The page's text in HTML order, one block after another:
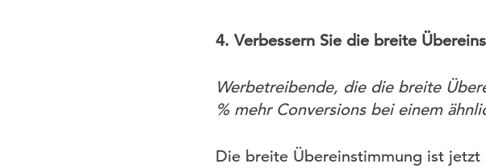
4. Verbessern Sie die breite
Werbetreibende, die die breite
% mehr Conversions bei einem
Die breite Übereinstimmung ist